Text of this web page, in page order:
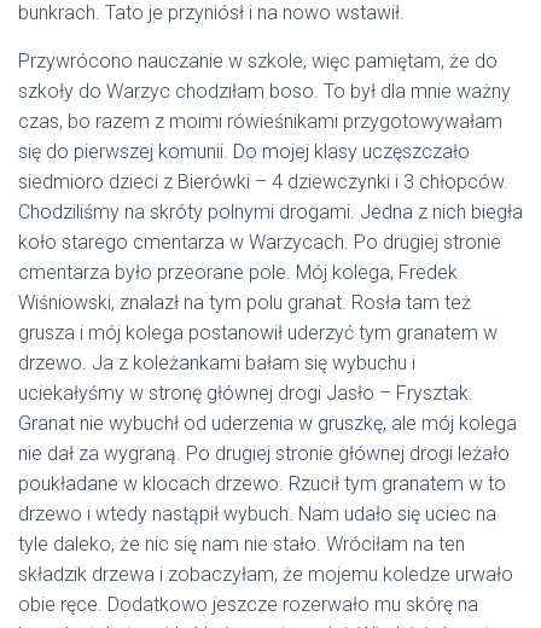
bunkrach. Tato je przyniósł i na nowo wstawił.
Przywrócono nauczanie w szkole, więc pamiętam, że do
szkoły do Warzyc chodziłam boso. To był dla mnie ważny
czas, bo razem z moimi rówieśnikami przygotowywałam
się do pierwszej komunii. Do mojej klasy uczęszczało
siedmioro dzieci z Bierówki – 4 dziewczynki i 3 chłopców.
Chodziliśmy na skróty polnymi drogami. Jedna z nich biegła
koło starego cmentarza w Warzycach. Po drugiej stronie
cmentarza było przeorane pole. Mój kolega, Fredek
Wiśniowski, znalazł na tym polu granat. Rosła tam też
grusza i mój kolega postanowił uderzyć tym granatem w
drzewo. Ja z koleżankami bałam się wybuchu i
uciekałyśmy w stronę głównej drogi Jasło – Frysztak.
Granat nie wybuchł od uderzenia w gruszkę, ale mój kolega
nie dał za wygraną. Po drugiej stronie głównej drogi leżało
poukładane w klocach drzewo. Rzucił tym granatem w to
drzewo i wtedy nastąpił wybuch. Nam udało się uciec na
tyle daleko, że nic się nam nie stało. Wróciłam na ten
składzik drzewa i zobaczyłam, że mojemu koledze urwało
obie ręce. Dodatkowo jeszcze rozerwało mu skórę na